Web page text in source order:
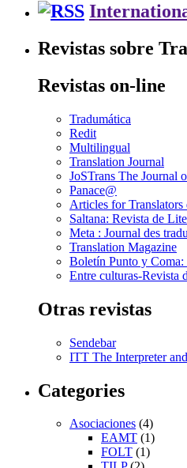
Revistas sobre
Revistas on-line
Tradumática
Redit
Multilingual
Translation Journal
JoSTrans The Journal
Panace@
Articles for
Saltana: Revista de
Meta : Journal des
Translation Magazine
Boletín Punto y Coma:
Entre culturas-Revista
Otras revistas
Sendebar
ITT The Interpreter
Categories
Asociaciones (4)
EAMT (1)
FOLT (1)